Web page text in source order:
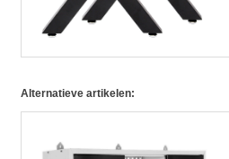
Alternatieve artikelen: